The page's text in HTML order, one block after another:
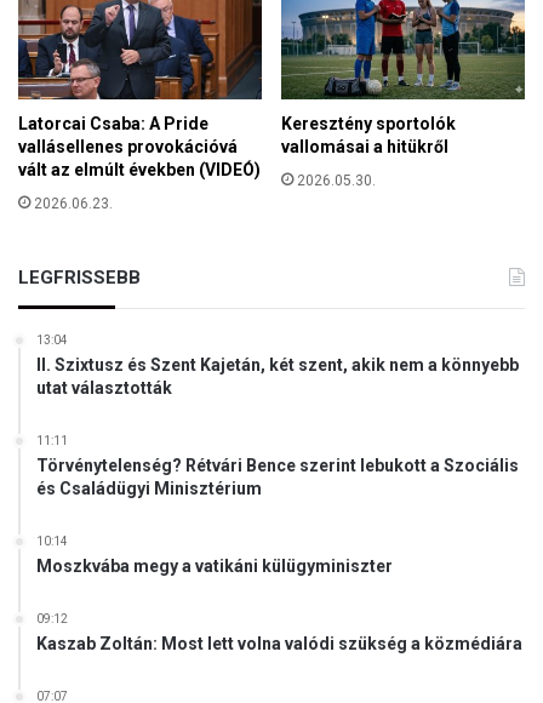
i
k
u
s
n
y
i
l
k
a
Latorcai Csaba: A Pride
vallásellenes provokációvá
vált az elmúlt években (VIDEÓ)
2026.06.23.
Keresztény sportolók
vallomásai a hitükről
2026.05.30.
LEGFRISSEBB
13:04
II. Szixtusz és Szent Kajetán, két szent, akik nem a könnyebb
utat választották
11:11
Törvénytelenség? Rétvári Bence szerint lebukott a Szociális
és Családügyi Minisztérium
10:14
Moszkvába megy a vatikáni külügyminiszter
09:12
Kaszab Zoltán: Most lett volna valódi szükség a közmédiára
07:07